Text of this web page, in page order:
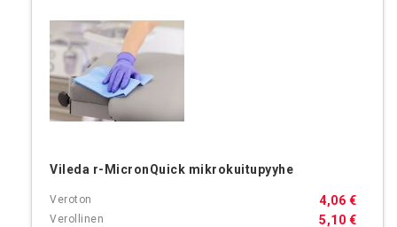
Vileda r-MicronQuick mikrokuitupyyhe
5,10 €
4,06 €